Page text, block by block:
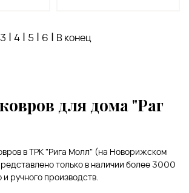
3 | 4 | 5 | 6 | В конец
для дома "Раг
в ТРК "Рига Молл" (на Новорижском
только в наличии более 3000
ручного производств.